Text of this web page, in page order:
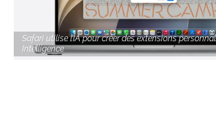
Safari utilise l’IA pour créer des extensions
Intelligence